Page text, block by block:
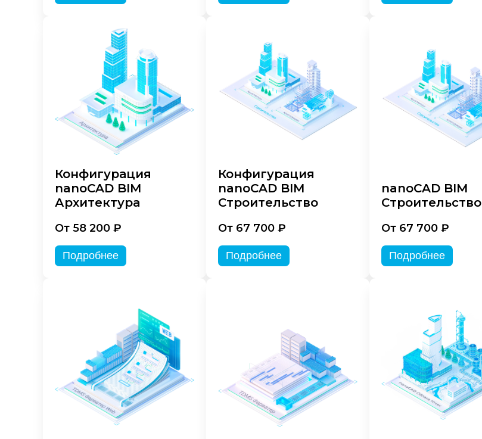
Конфигурация
nanoCAD BIM
Архитектура
От 58 200 ₽
Подробнее
Конфигурация
nanoCAD BIM
Строительство
От 67 700 ₽
Подробнее
nanoCAD BIM
Строительство
От 67 700 ₽
Подробнее